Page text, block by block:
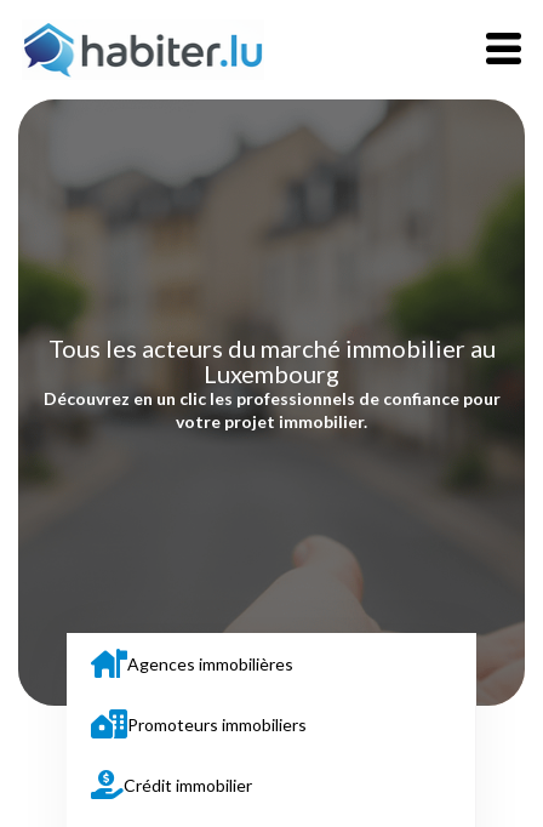
Tous les acteurs du marché immobilier au
Luxembourg
Découvrez en un clic les professionnels de confiance pour
votre projet immobilier.
Agences immobilières
Promoteurs immobiliers
Crédit immobilier